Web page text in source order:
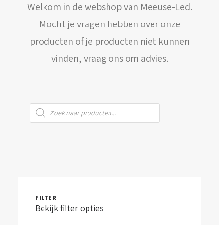
LOGIN / REGISTER
WINKELWAGEN
Welkom in de webshop van Meeuse-Led.
Mocht je vragen hebben over onze
producten of je producten niet kunnen
vinden, vraag ons om advies.
Producten
zoeken
FILTER
Bekijk filter opties